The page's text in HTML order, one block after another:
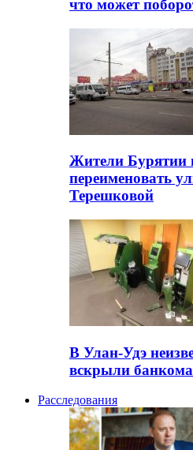
что может
Жители Бурятии
переименовать
Терешковой
В Улан-Удэ
вскрыли
Расследования